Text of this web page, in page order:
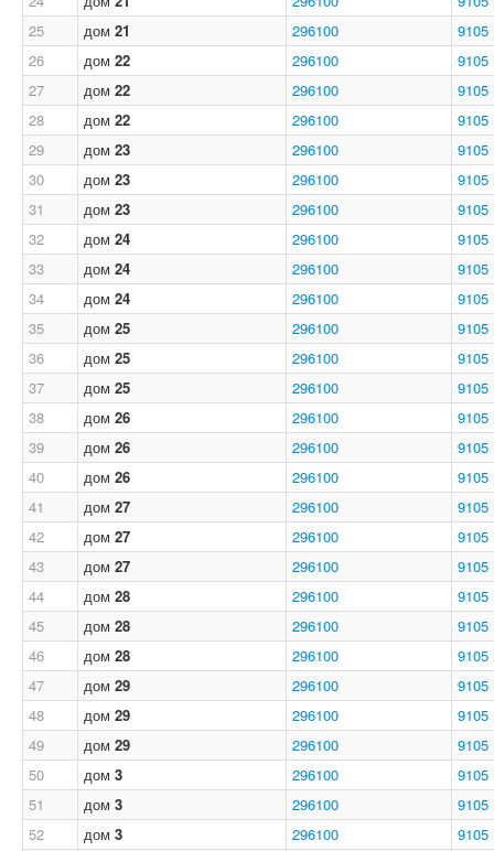
25
дом 21 296100
9105
26
дом 22 296100
9105
27
дом 22 296100
9105
28
дом 22 296100
9105
29
дом 23 296100
9105
30
дом 23 296100
9105
31
дом 23 296100
9105
32
дом 24 296100
9105
33
дом 24 296100
9105
34
дом 24 296100
9105
35
дом 25 296100
9105
36
дом 25 296100
9105
37
дом 25 296100
9105
38
дом 26 296100
9105
39
дом 26 296100
9105
40
дом 26 296100
9105
41
дом 27 296100
9105
42
дом 27 296100
9105
43
дом 27 296100
9105
44
дом 28 296100
9105
45
дом 28 296100
9105
46
дом 28 296100
9105
47
дом 29 296100
9105
48
дом 29 296100
9105
49
дом 29 296100
9105
50
дом 3 296100
9105
51
дом 3 296100
9105
52
дом 3 296100
9105